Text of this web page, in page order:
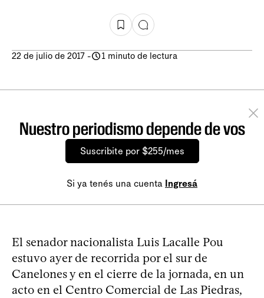
22 de julio de 2017 - 1 minuto de lectura
Nuestro periodismo depende de vos
Suscribite por $255/mes
Si ya tenés una cuenta Ingresá
El senador nacionalista Luis Lacalle Pou
estuvo ayer de recorrida por el sur de
Canelones y en el cierre de la jornada, en un
acto en el Centro Comercial de Las Piedras,